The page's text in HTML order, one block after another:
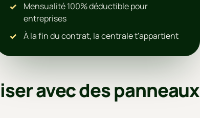
Mensualité 100% déductible pour
entreprises
À la fin du contrat, la centrale t'appartient
avec des panneaux